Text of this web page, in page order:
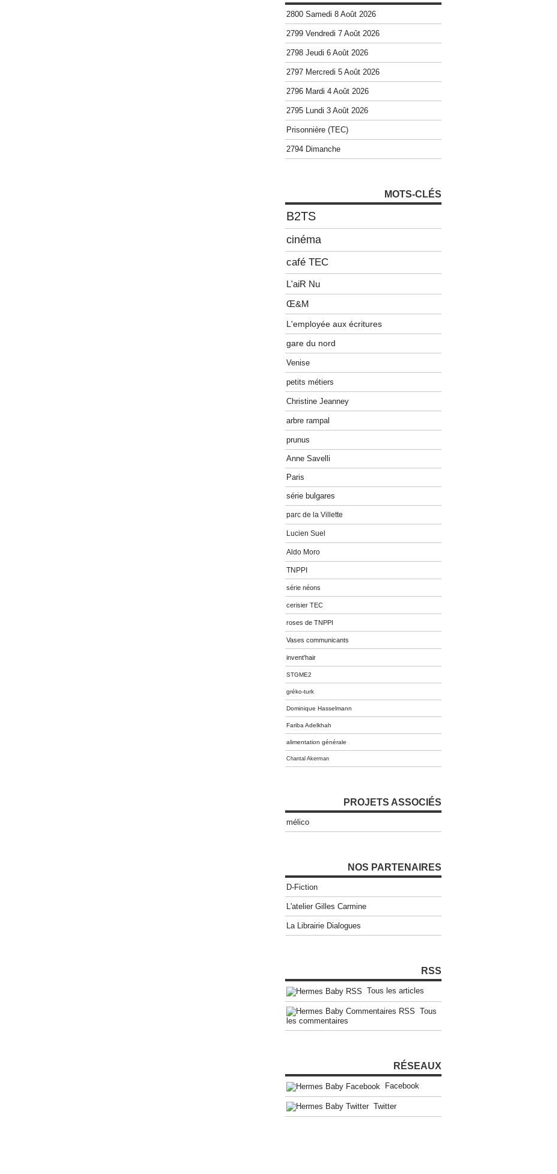
2800 Samedi 8 Août 2026
2799 Vendredi 7 Août 2026
2798 Jeudi 6 Août 2026
2797 Mercredi 5 Août 2026
2796 Mardi 4 Août 2026
2795 Lundi 3 Août 2026
Prisonnière (TEC)
2794 Dimanche
MOTS-CLÉS
B2TS
cinéma
café TEC
L'aiR Nu
Œ&M
L'employée aux écritures
gare du nord
Venise
petits métiers
Christine Jeanney
arbre rampal
prunus
Anne Savelli
Paris
série bulgares
parc de la Villette
Lucien Suel
Aldo Moro
TNPPI
série néons
cerisier TEC
roses de TNPPI
Vases communicants
invent'hair
STGME2
gréko-turk
Dominique Hasselmann
Fariba Adelkhah
alimentation générale
Chantal Akerman
PROJETS ASSOCIÉS
mélico
NOS PARTENAIRES
D-Fiction
L'atelier Gilles Carmine
La Librairie Dialogues
RSS
Tous les articles
Tous
les commentaires
RÉSEAUX
Facebook
Twitter